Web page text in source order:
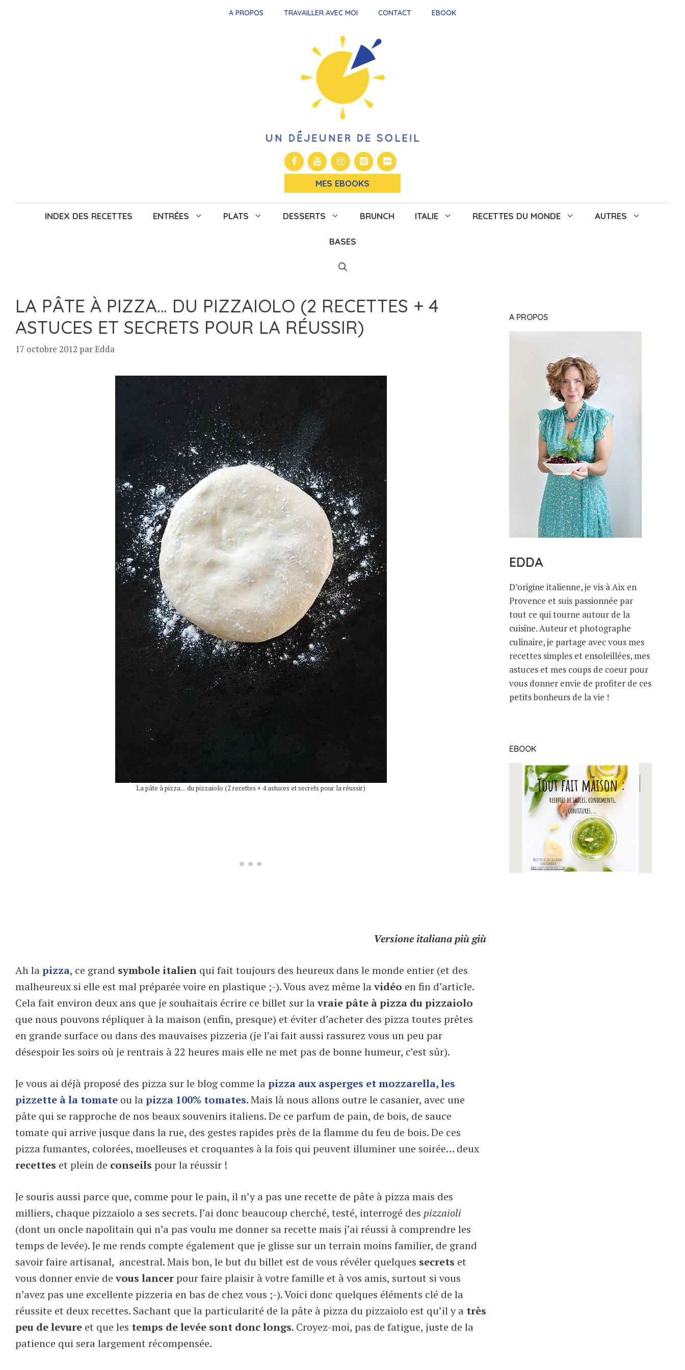
A PROPOS TRAVAILLER AVEC MOI CONTACT EBOOK
MES EBOOKS
INDEX DES RECETTES ENTRÉES PLATS DESSERTS BRUNCH ITALIE RECETTES DU MONDE AUTRES
BASES
LA PÂTE À PIZZA… DU PIZZAIOLO (2 RECETTES + 4
ASTUCES ET SECRETS POUR LA RÉUSSIR)
17 octobre 2012 parEdda
La pâte à pizza… du pizzaiolo (2 recettes + 4 astuces et secrets pour la réussir)
Versione italiana più giù
Ah lapizza, ce grand symbole italien qui fait toujours des heureux dans le monde entier (et des
malheureux si elle est mal préparée voire en plastique ;-). Vous avez même lavidéo en fin d’article.
Cela fait environ deux ans que je souhaitais écrire ce billet sur lavraie pâte à pizza du pizzaiolo
que nous pouvons répliquer à la maison (enfin, presque) et éviter d’acheter des pizza toutes prêtes
en grande surface ou dans des mauvaises pizzeria (je l’ai fait aussi rassurez vous un peu par
désespoir les soirs où je rentrais à 22 heures mais elle ne met pas de bonne humeur, c’est sûr).
Je vous ai déjà proposé des pizza sur le blog comme lapizza aux asperges et mozzarella,les
pizzette à la tomate ou lapizza 100% tomates. Mais là nous allons outre le casanier, avec une
pâte qui se rapproche de nos beaux souvenirs italiens. De ce parfum de pain, de bois, de sauce
tomate qui arrive jusque dans la rue, des gestes rapides près de la flamme du feu de bois. De ces
pizza fumantes, colorées, moelleuses et croquantes à la fois qui peuvent illuminer une soirée… deux
recettes et plein de conseils pour la réussir !
Je souris aussi parce que, comme pour le pain, il n’y a pas une recette de pâte à pizza mais des
milliers, chaque pizzaiolo a ses secrets. J’ai donc beaucoup cherché, testé, interrogé des pizzaioli
(dont un oncle napolitain qui n’a pas voulu me donner sa recette mais j’ai réussi à comprendre les
temps de levée). Je me rends compte également que je glisse sur un terrain moins familier, de grand
savoir faire artisanal, ancestral. Mais bon, le but du billet est de vous révéler quelques secrets et
vous donner envie devous lancerpour faire plaisir à votre famille et à vos amis, surtout si vous
n’avez pas une excellente pizzeria en bas de chez vous ;-). Voici donc quelques éléments clé de la
réussite et deux recettes. Sachant que la particularité de la pâte à pizza du pizzaiolo est qu’il y a très
peu de levure et que les temps de levée sont donc longs. Croyez-moi, pas de fatigue, juste de la
patience qui sera largement récompensée.
A PROPOS
EDDA
D’origine italienne, je vis à Aix en
Provence et suis passionnée par
tout ce qui tourne autour de la
cuisine. Auteur et photographe
culinaire, je partage avec vous mes
recettes simples et ensoleillées, mes
astuces et mes coups de coeur pour
vous donner envie de profiter de ces
petits bonheurs de la vie !
EBOOK